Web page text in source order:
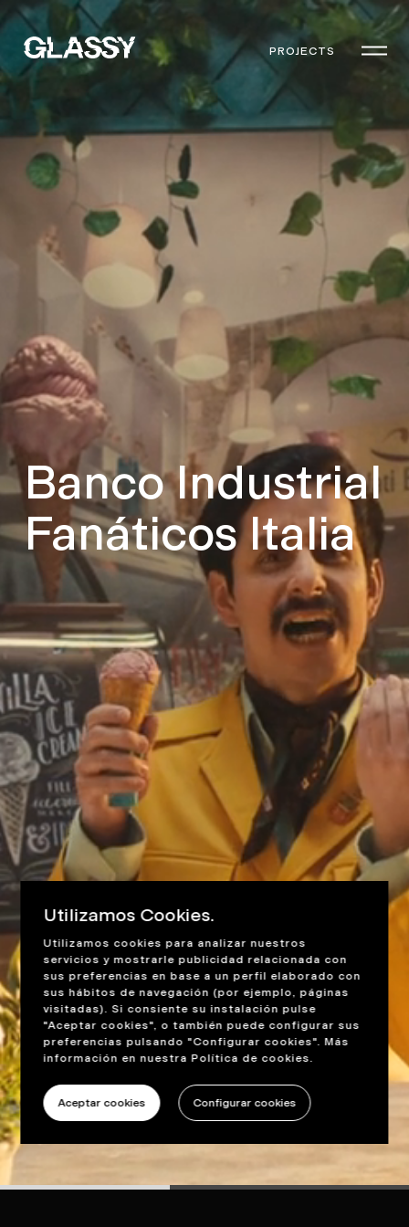
PROJECTS
Banco Industrial
Fanáticos Italia
Utilizamos Cookies.
Utilizamos cookies para analizar nuestros
servicios y mostrarle publicidad relacionada con
sus preferencias en base a un perfil elaborado con
sus hábitos de navegación (por ejemplo, páginas
visitadas). Si consiente su instalación pulse
"Aceptar cookies", o también puede configurar sus
preferencias pulsando "Configurar cookies". Más
información en nuestraPolítica de cookies.
Aceptar cookies Configurar cookies